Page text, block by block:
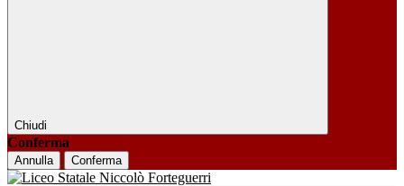
Chiudi
Conferma
Annulla Conferma